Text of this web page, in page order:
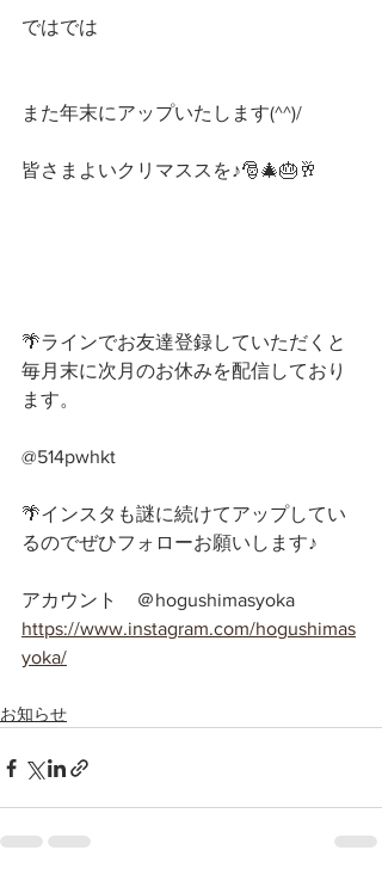
ではでは
また年末にアップいたします(^^)/
皆さまよいクリマススを♪🎅🎄🎂🥂
🌴ラインでお友達登録していただくと
毎月末に次月のお休みを配信しており
ます。
@514pwhkt
🌴インスタも謎に続けてアップしてい
るのでぜひフォローお願いします♪
アカウント　＠hogushimasyoka
https://www.instagram.com/hogushimas
yoka/
お知らせ